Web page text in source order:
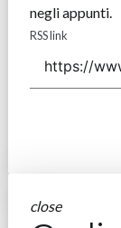
negli appunti.
RSS link
close